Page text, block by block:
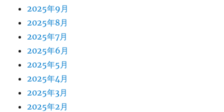
2025年9月
2025年8月
2025年7月
2025年6月
2025年5月
2025年4月
2025年3月
2025年2月